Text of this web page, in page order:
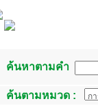
ค้นหาตามคำ
ค้นตามหมวด :